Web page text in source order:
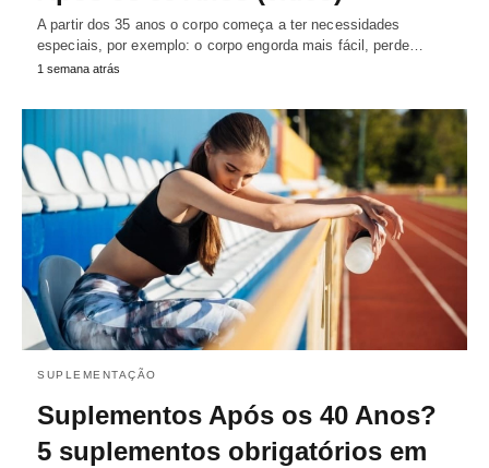
A partir dos 35 anos o corpo começa a ter necessidades
especiais, por exemplo: o corpo engorda mais fácil, perde…
1 semana atrás
SUPLEMENTAÇÃO
Suplementos Após os 40 Anos?
5 suplementos obrigatórios em